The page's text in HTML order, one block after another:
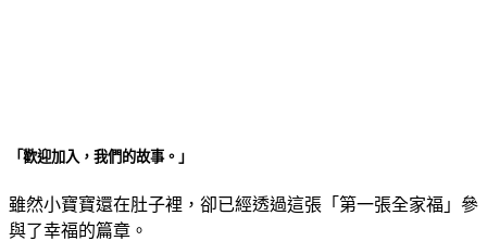
「歡迎加入，我們的故事。」
雖然小寶寶還在肚子裡，卻已經透過這張「第一張全家福」參
與了幸福的篇章。